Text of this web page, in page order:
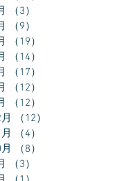
（3）
（9）
（19）
（14）
（17）
（12）
（12）
（12）
（4）
（8）
（3）